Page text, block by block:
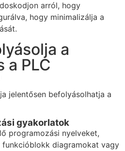
arról, hogy
hogy minimalizálja a
a
a PLC
jelentősen befolyásolhatja a
gyakorlatok
programozási nyelveket,
diagramokat vagy